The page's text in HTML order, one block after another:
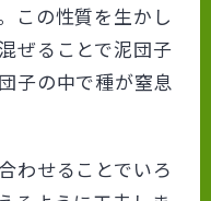
この性質を生かし
ぜることで泥団子
子の中で種が窒息
わせることでいろ